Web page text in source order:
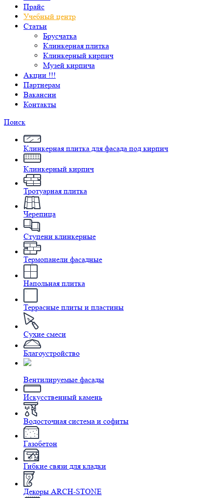
Прайс
Учебный центр
Статьи
Брусчатка
Клинкерная плитка
Клинкерный кирпич
Музей кирпича
Акции !!!
Партнерам
Вакансии
Контакты
Поиск
Клинкерная плитка для фасада под кирпич
Клинкерный кирпич
Тротуарная плитка
Черепица
Ступени клинкерные
Термопанели фасадные
Напольная плитка
Террасные плиты и пластины
Сухие смеси
Благоустройство
Вентилируемые фасады
Искусственный камень
Водосточная система и софиты
Газобетон
Гибкие связи для кладки
Декоры ARCH-STONE